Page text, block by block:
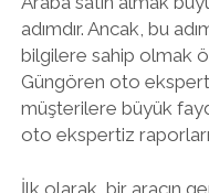
adımdır. Ancak, bu
bilgilere sahip olmak
Güngören oto
müşterilere büyük
oto ekspertiz
İlk olarak, bir aracın